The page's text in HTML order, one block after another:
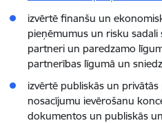
izvērtē finanšu un
pieņēmumus un risku
partneri un paredzamo
partnerības līgumā un
izvērtē publiskās un
nosacījumu ievērošanu
dokumentos un publiskās